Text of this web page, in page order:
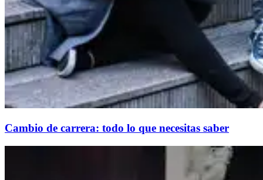
Cambio de carrera: todo lo que necesitas saber